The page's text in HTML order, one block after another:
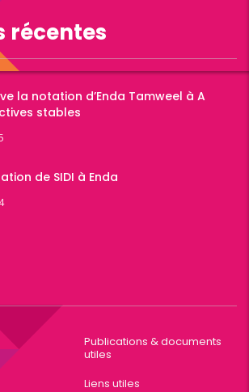
récentes
la notation d’Enda Tamweel à A
stables
de SIDI à Enda
Publications & documents
utiles
Liens utiles